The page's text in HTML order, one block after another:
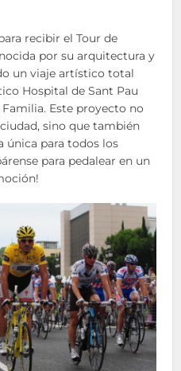
recibir el Tour de
por su arquitectura y
un viaje artístico total
Hospital de Sant Pau
Este proyecto no
sino que también
única para todos los
para pedalear en un